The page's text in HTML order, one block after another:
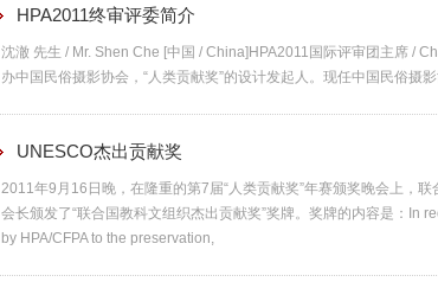
HPA2011终审评委简介
沈澈 先生 / Mr. Shen Che [中国 / China]HPA2011国际评审团主席 /
办中国民俗摄影协会，“人类贡献奖”的设计发起人。现任中国民俗摄
UNESCO杰出贡献奖
2011年9月16日晚，在隆重的第7届“人类贡献奖”年赛颁奖晚会上，
会长颁发了“联合国教科文组织杰出贡献奖”奖牌。奖牌的内容是：In
by HPA/CFPA to the preservation,